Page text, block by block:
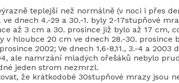
teplejší než normálně (v noci i přes
dnech 4.-29 a 30.-1. byly 2-17stupňové
až 3 cm a 30. prosince již bylo až 17 cm,
v hloubce 20 cm ve dnech 28.-30. prosince
2002; Ve dnech 1,6-8,11., 3.-4 a 2003
ale namrzání mladých ořešáků nebylo
jeden strom nezmrzl.
že krátkodobé 30stupňové mrazy jsou